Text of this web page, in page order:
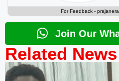
For Feedback -
Join Our
Related News